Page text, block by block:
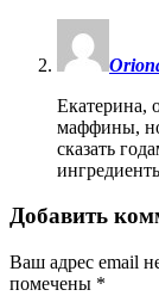
Екатерина,
маффины,
сказать
Добавить
Ваш адрес email
помечены *